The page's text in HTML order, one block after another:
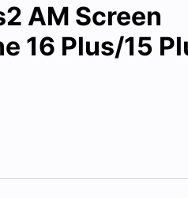
AM Screen
16 Plus/15